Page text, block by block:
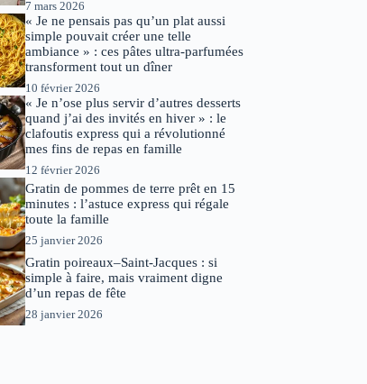
7 mars 2026
« Je ne pensais pas qu’un plat aussi
simple pouvait créer une telle
ambiance » : ces pâtes ultra-parfumées
transforment tout un dîner
10 février 2026
« Je n’ose plus servir d’autres desserts
quand j’ai des invités en hiver » : le
clafoutis express qui a révolutionné
mes fins de repas en famille
12 février 2026
Gratin de pommes de terre prêt en 15
minutes : l’astuce express qui régale
toute la famille
25 janvier 2026
Gratin poireaux–Saint-Jacques : si
simple à faire, mais vraiment digne
d’un repas de fête
28 janvier 2026